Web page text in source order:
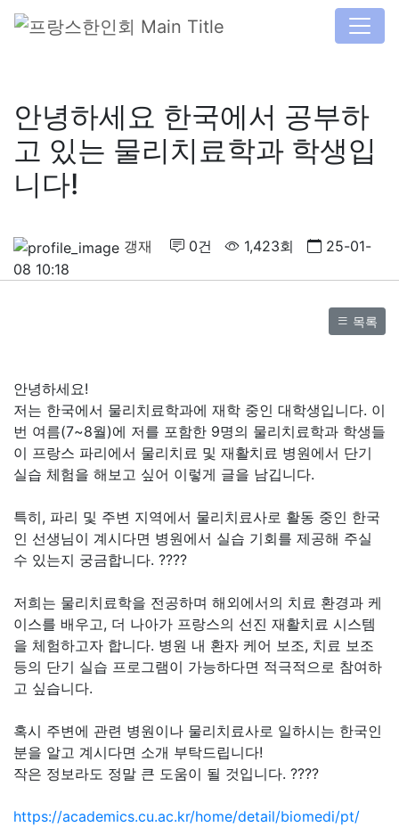
안녕하세요 한국에서 공부하
고 있는 물리치료학과 학생입
니다!
갱재 0건 1,423회
25-01-
08 10:18
목록
안녕하세요!
저는 한국에서 물리치료학과에 재학 중인 대학생입니다. 이
번 여름(7~8월)에 저를 포함한 9명의 물리치료학과 학생들
이 프랑스 파리에서 물리치료 및 재활치료 병원에서 단기
실습 체험을 해보고 싶어 이렇게 글을 남깁니다.
특히, 파리 및 주변 지역에서 물리치료사로 활동 중인 한국
인 선생님이 계시다면 병원에서 실습 기회를 제공해 주실
수 있는지 궁금합니다. ????
저희는 물리치료학을 전공하며 해외에서의 치료 환경과 케
이스를 배우고, 더 나아가 프랑스의 선진 재활치료 시스템
을 체험하고자 합니다. 병원 내 환자 케어 보조, 치료 보조
등의 단기 실습 프로그램이 가능하다면 적극적으로 참여하
고 싶습니다.
혹시 주변에 관련 병원이나 물리치료사로 일하시는 한국인
분을 알고 계시다면 소개 부탁드립니다!
작은 정보라도 정말 큰 도움이 될 것입니다. ????
https://academics.cu.ac.kr/home/detail/biomedi/pt/